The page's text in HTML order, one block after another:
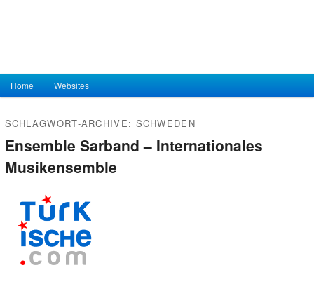
Hauptmenü
Zum Inhalt wechseln
Zum sekundären Inhalt wechseln
Home Websites
SCHLAGWORT-ARCHIVE: SCHWEDEN
Ensemble Sarband – Internationales
Musikensemble